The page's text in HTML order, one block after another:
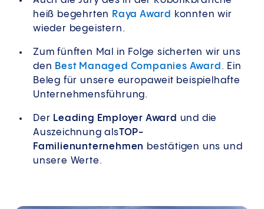
heiß begehrten Raya Award
konnten wir
wieder begeistern.
Zum fünften Mal in Folge sicherten wir uns
den Best Managed Companies Award . Ein
Beleg für unsere europaweit beispielhafte
Unternehmensführung.
Der Leading Employer Award und die
Auszeichnung alsTOP-
Familienunternehmen bestätigen uns und
unsere Werte.